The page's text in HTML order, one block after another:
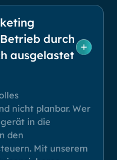
durch
ausgelastet
nicht planbar. Wer
in die
den
Mit unserem